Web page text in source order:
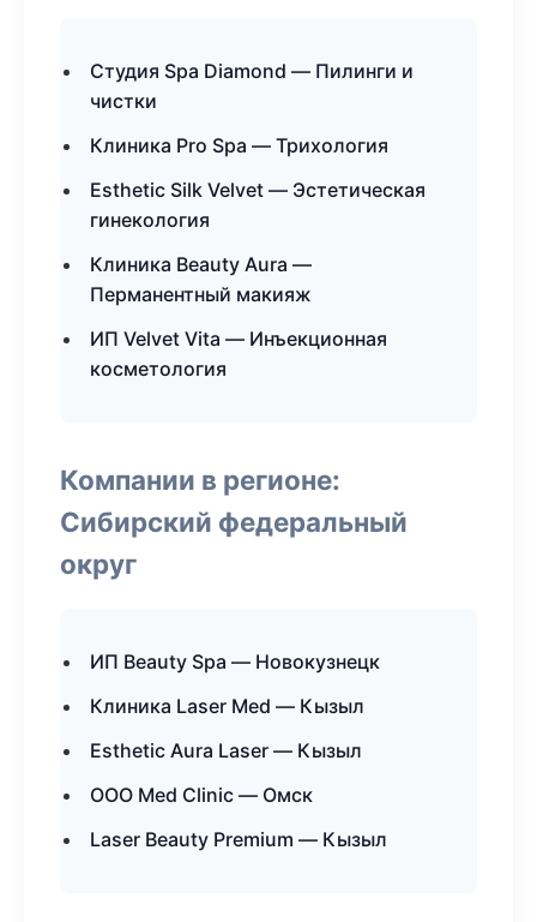
Студия Spa Diamond — Пилинги и
чистки
Клиника Pro Spa — Трихология
Esthetic Silk Velvet — Эстетическая
гинекология
Клиника Beauty Aura —
Перманентный макияж
ИП Velvet Vita — Инъекционная
косметология
Компании в регионе:
Сибирский федеральный
округ
ИП Beauty Spa — Новокузнецк
Клиника Laser Med — Кызыл
Esthetic Aura Laser — Кызыл
ООО Med Clinic — Омск
Laser Beauty Premium — Кызыл